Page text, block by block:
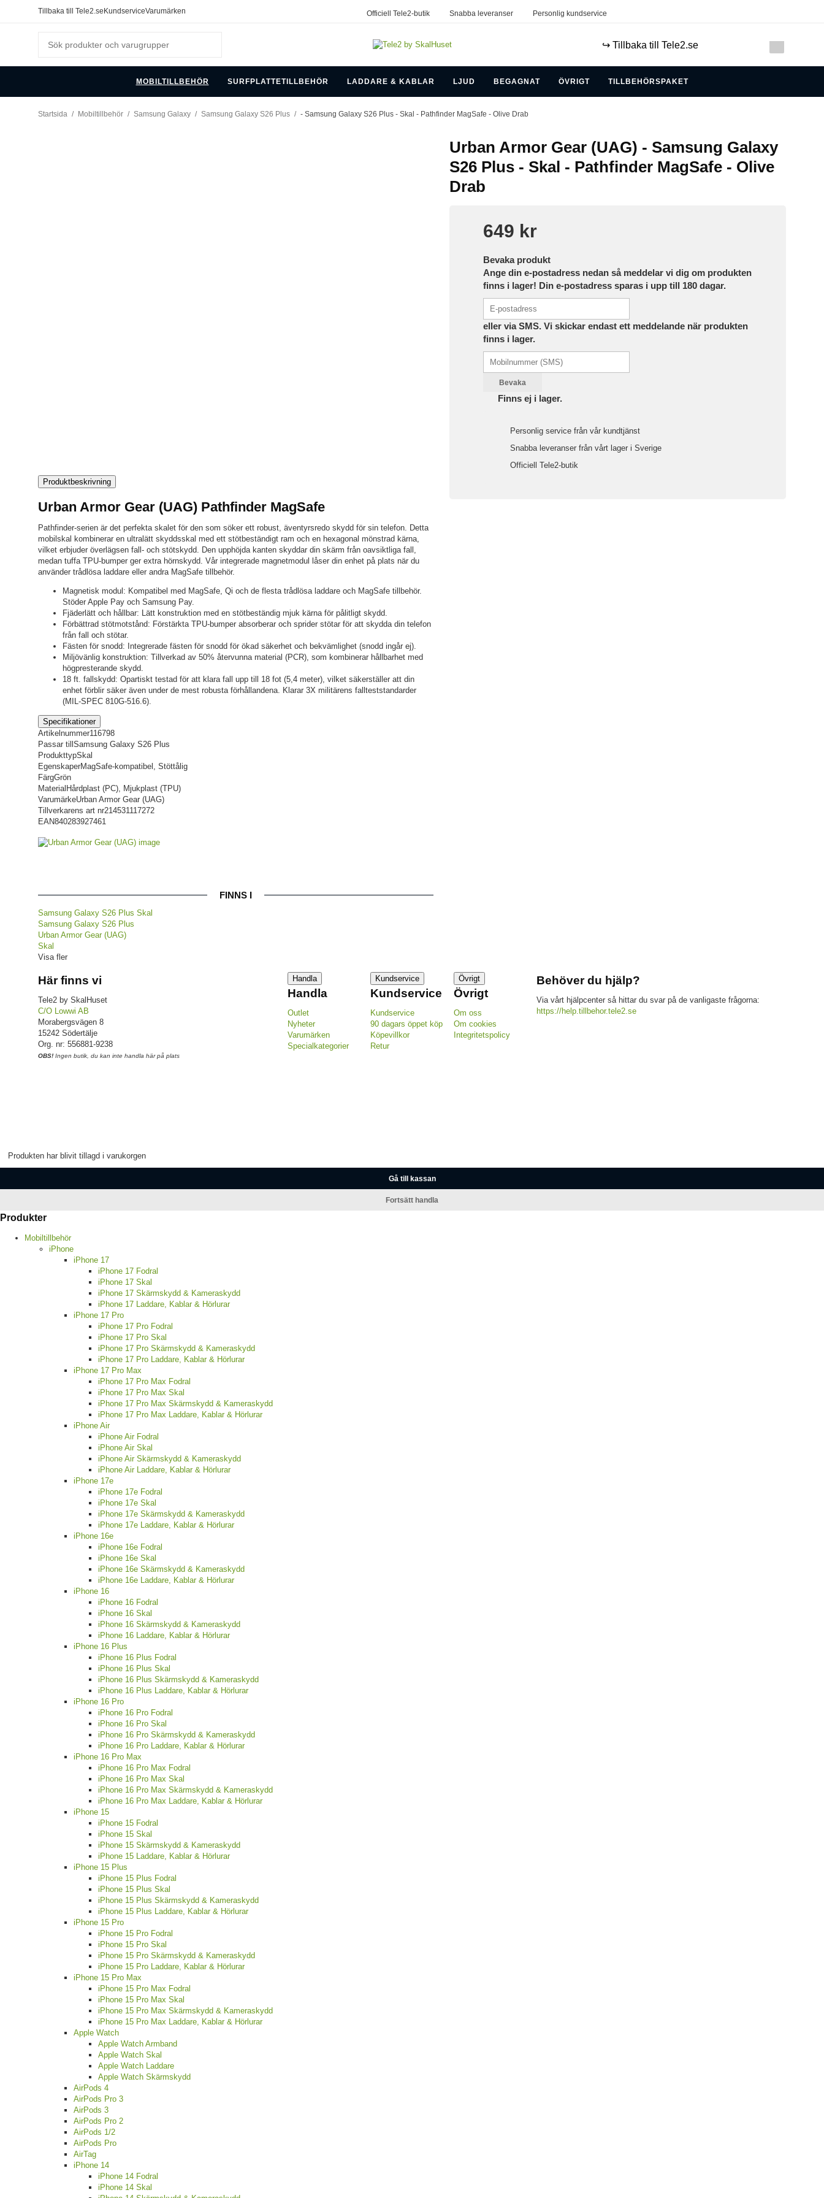
Tillbaka till Tele2.se KundserviceVarumärken Officiell Tele2-butik Snabba leveranser Personlig kundservice
↪️ Tillbaka till Tele2.se
MOBILTILLBEHÖR SURFPLATTETILLBEHÖR LADDARE & KABLAR LJUD BEGAGNAT ÖVRIGT TILLBEHÖRSPAKET
Startsida / Mobiltillbehör / Samsung Galaxy / Samsung Galaxy S26 Plus / - Samsung Galaxy S26 Plus - Skal - Pathfinder MagSafe - Olive Drab
Urban Armor Gear (UAG) - Samsung Galaxy
S26 Plus - Skal - Pathfinder MagSafe - Olive
Drab
649 kr
Bevaka produkt
Ange din e-postadress nedan så meddelar vi dig om produkten
finns i lager! Din e-postadress sparas i upp till 180 dagar.
eller via SMS. Vi skickar endast ett meddelande när produkten
finns i lager.
Bevaka
Finns ej i lager.
Personlig service från vår kundtjänst
Snabba leveranser från vårt lager i Sverige
Officiell Tele2-butik
Produktbeskrivning
Urban Armor Gear (UAG) Pathfinder MagSafe
Pathfinder-serien är det perfekta skalet för den som söker ett robust, äventyrsredo skydd för sin telefon. Detta
mobilskal kombinerar en ultralätt skyddsskal med ett stötbeständigt ram och en hexagonal mönstrad kärna,
vilket erbjuder överlägsen fall- och stötskydd. Den upphöjda kanten skyddar din skärm från oavsiktliga fall,
medan tuffa TPU-bumper ger extra hörnskydd. Vår integrerade magnetmodul låser din enhet på plats när du
använder trådlösa laddare eller andra MagSafe tillbehör.
Magnetisk modul: Kompatibel med MagSafe, Qi och de flesta trådlösa laddare och MagSafe tillbehör.
Stöder Apple Pay och Samsung Pay.
Fjäderlätt och hållbar: Lätt konstruktion med en stötbeständig mjuk kärna för pålitligt skydd.
Förbättrad stötmotstånd: Förstärkta TPU-bumper absorberar och sprider stötar för att skydda din telefon
från fall och stötar.
Fästen för snodd: Integrerade fästen för snodd för ökad säkerhet och bekvämlighet (snodd ingår ej).
Miljövänlig konstruktion: Tillverkad av 50% återvunna material (PCR), som kombinerar hållbarhet med
högpresterande skydd.
18 ft. fallskydd: Opartiskt testad för att klara fall upp till 18 fot (5,4 meter), vilket säkerställer att din
enhet förblir säker även under de mest robusta förhållandena. Klarar 3X militärens fallteststandarder
(MIL-SPEC 810G-516.6).
Specifikationer
Artikelnummer116798
Passar till Samsung Galaxy S26 Plus
ProdukttypSkal
EgenskaperMagSafe-kompatibel, Stöttålig
FärgGrön
Material Hårdplast (PC), Mjukplast (TPU)
VarumärkeUrban Armor Gear (UAG)
Tillverkarens art nr214531117272
EAN840283927461
FINNS I
Samsung Galaxy S26 Plus Skal
Samsung Galaxy S26 Plus
Urban Armor Gear (UAG)
Skal
Visa fler
Här finns vi
Tele2 by SkalHuset
C/O Lowwi AB
Morabergsvägen 8
15242 Södertälje
Org. nr: 556881-9238
OBS! Ingen butik, du kan inte handla här på plats
Handla
Handla
Outlet
Nyheter
Varumärken
Specialkategorier
Kundservice
Kundservice
Kundservice
90 dagars öppet köp
Köpevillkor
Retur
Övrigt
Övrigt
Om oss
Om cookies
Integritetspolicy
Behöver du hjälp?
Via vårt hjälpcenter så hittar du svar på de vanligaste frågorna:
https://help.tillbehor.tele2.se
Produkten har blivit tillagd i varukorgen
Gå till kassan
Fortsätt handla
Produkter
Mobiltillbehör
iPhone
iPhone 17
iPhone 17 Fodral
iPhone 17 Skal
iPhone 17 Skärmskydd & Kameraskydd
iPhone 17 Laddare, Kablar & Hörlurar
iPhone 17 Pro
iPhone 17 Pro Fodral
iPhone 17 Pro Skal
iPhone 17 Pro Skärmskydd & Kameraskydd
iPhone 17 Pro Laddare, Kablar & Hörlurar
iPhone 17 Pro Max
iPhone 17 Pro Max Fodral
iPhone 17 Pro Max Skal
iPhone 17 Pro Max Skärmskydd & Kameraskydd
iPhone 17 Pro Max Laddare, Kablar & Hörlurar
iPhone Air
iPhone Air Fodral
iPhone Air Skal
iPhone Air Skärmskydd & Kameraskydd
iPhone Air Laddare, Kablar & Hörlurar
iPhone 17e
iPhone 17e Fodral
iPhone 17e Skal
iPhone 17e Skärmskydd & Kameraskydd
iPhone 17e Laddare, Kablar & Hörlurar
iPhone 16e
iPhone 16e Fodral
iPhone 16e Skal
iPhone 16e Skärmskydd & Kameraskydd
iPhone 16e Laddare, Kablar & Hörlurar
iPhone 16
iPhone 16 Fodral
iPhone 16 Skal
iPhone 16 Skärmskydd & Kameraskydd
iPhone 16 Laddare, Kablar & Hörlurar
iPhone 16 Plus
iPhone 16 Plus Fodral
iPhone 16 Plus Skal
iPhone 16 Plus Skärmskydd & Kameraskydd
iPhone 16 Plus Laddare, Kablar & Hörlurar
iPhone 16 Pro
iPhone 16 Pro Fodral
iPhone 16 Pro Skal
iPhone 16 Pro Skärmskydd & Kameraskydd
iPhone 16 Pro Laddare, Kablar & Hörlurar
iPhone 16 Pro Max
iPhone 16 Pro Max Fodral
iPhone 16 Pro Max Skal
iPhone 16 Pro Max Skärmskydd & Kameraskydd
iPhone 16 Pro Max Laddare, Kablar & Hörlurar
iPhone 15
iPhone 15 Fodral
iPhone 15 Skal
iPhone 15 Skärmskydd & Kameraskydd
iPhone 15 Laddare, Kablar & Hörlurar
iPhone 15 Plus
iPhone 15 Plus Fodral
iPhone 15 Plus Skal
iPhone 15 Plus Skärmskydd & Kameraskydd
iPhone 15 Plus Laddare, Kablar & Hörlurar
iPhone 15 Pro
iPhone 15 Pro Fodral
iPhone 15 Pro Skal
iPhone 15 Pro Skärmskydd & Kameraskydd
iPhone 15 Pro Laddare, Kablar & Hörlurar
iPhone 15 Pro Max
iPhone 15 Pro Max Fodral
iPhone 15 Pro Max Skal
iPhone 15 Pro Max Skärmskydd & Kameraskydd
iPhone 15 Pro Max Laddare, Kablar & Hörlurar
Apple Watch
Apple Watch Armband
Apple Watch Skal
Apple Watch Laddare
Apple Watch Skärmskydd
AirPods 4
AirPods Pro 3
AirPods 3
AirPods Pro 2
AirPods 1/2
AirPods Pro
AirTag
iPhone 14
iPhone 14 Fodral
iPhone 14 Skal